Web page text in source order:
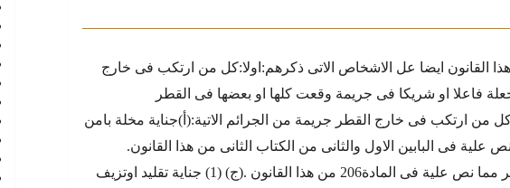
القانون ايضا عل الاشخاص الاتى ذكرهم: اولا:كل من ارتكب فى خارج
فاعلا او شريكا فى جريمة وقعت كلها او بعضها فى القطر
من ارتكب فى خارج القطر جريمة من الجرائم الاتية:(أ)جناية مخلة بامن
علية فى البابين الاول والثانى من الكتاب الثانى من هذا القانون.
علية فى المادة206 من هذا القانون .
(ج) (1) جناية تقليد اوتزيف